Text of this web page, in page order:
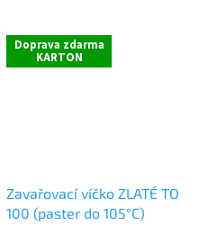
Doprava zdarma
KARTON
Zavařovací víčko ZLATÉ TO
100 (paster do 105°C)